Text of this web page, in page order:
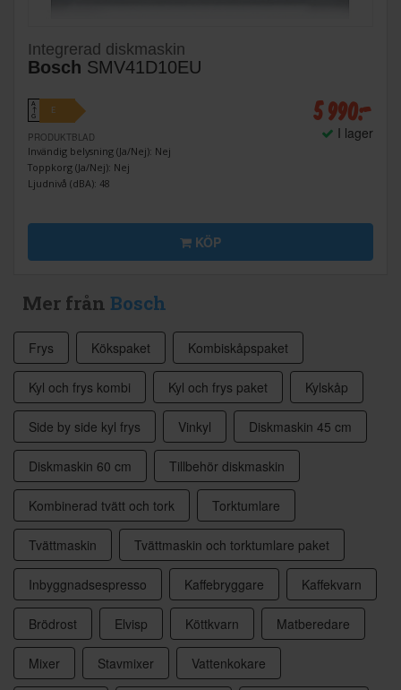
Integrerad diskmaskin
Bosch SMV41D10EU
A
↑
G
E
PRODUKTBLAD
Invändig belysning (Ja/Nej): Nej
Toppkorg (Ja/Nej): Nej
Ljudnivå (dBA): 48
5 990:-
I lager
KÖP
Mer från Bosch
Frys Kökspaket Kombiskåpspaket
Kyl och frys kombi Kyl och frys paket Kylskåp
Side by side kyl frys Vinkyl Diskmaskin 45 cm
Diskmaskin 60 cm Tillbehör diskmaskin
Kombinerad tvätt och tork Torktumlare
Tvättmaskin Tvättmaskin och torktumlare paket
Inbyggnadsespresso Kaffebryggare Kaffekvarn
Brödrost Elvisp Köttkvarn Matberedare
Mixer Stavmixer Vattenkokare